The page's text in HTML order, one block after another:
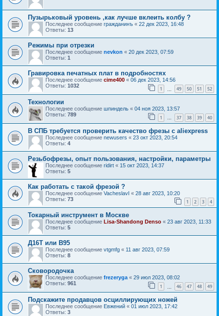
Пузырьковый уровень ,как лучше вклеить колбу ?
Последнее сообщение гражданинъ « 22 дек 2023, 16:48
Ответы: 13
Режимы при отрезки
Последнее сообщение nevkon « 20 дек 2023, 07:59
Ответы: 1
Гравировка печатных плат в подробностях
Последнее сообщение cime400 « 06 дек 2023, 14:56
Ответы: 1032 1 49 50 51 52
Технологии
Последнее сообщение шпиндель « 04 ноя 2023, 13:57
Ответы: 789 1 … 37 38 39 40
В СПБ требуется проверить качество фрезы с aliexpress
Последнее сообщение newusers « 23 окт 2023, 20:54
Ответы: 4
Резьбофрезы, опыт пользования, настройки, параметры
Последнее сообщение ridirt « 15 окт 2023, 14:37
Ответы: 5
Как работать с такой фрезой ?
Последнее сообщение VacheslavI « 28 авг 2023, 10:20
Ответы: 73 1 2 3 4
Токарный инструмент в Москве
Последнее сообщение Lisa-Shandong Denso « 23 авг 2023, 11:33
Ответы: 5
Д16Т или В95
Последнее сообщение vtgmfg « 11 авг 2023, 07:59
Ответы: 8
Сковородочка
Последнее сообщение frezeryga« 29 июл 2023, 08:02
Ответы: 961 1 46 47 48 49
Подскажите продавцов осциллирующих ножей
Последнее сообщение Евжений « 01 июл 2023, 17:42
Ответы: 3